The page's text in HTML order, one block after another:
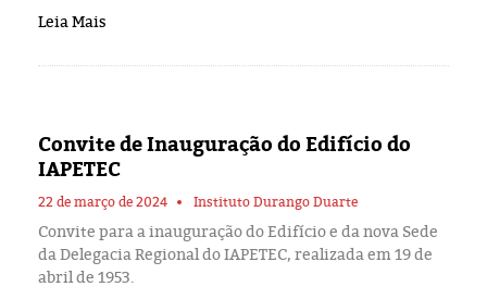
Leia Mais
Convite de Inauguração do Edifício do
IAPETEC
22 de março de 2024 Instituto Durango Duarte
Convite para a inauguração do Edifício e da nova Sede
da Delegacia Regional do IAPETEC, realizada em 19 de
abril de 1953.